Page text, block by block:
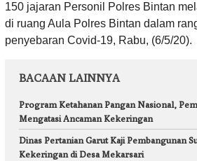
150 jajaran Personil Polres Bintan
di ruang Aula Polres Bintan dalam
penyebaran Covid-19, Rabu, (6/5/20).
BACAAN LAINNYA
Program Ketahanan Pangan Nasional,
Mengatasi Ancaman Kekeringan
Dinas Pertanian Garut Kaji Pembangunan
Kekeringan di Desa Mekarsari